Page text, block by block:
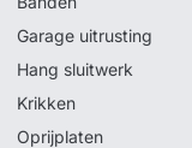
Garage uitrusting
Hang sluitwerk
Krikken
Oprijplaten